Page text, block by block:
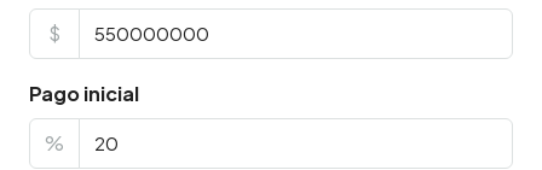
$
Pago inicial
%